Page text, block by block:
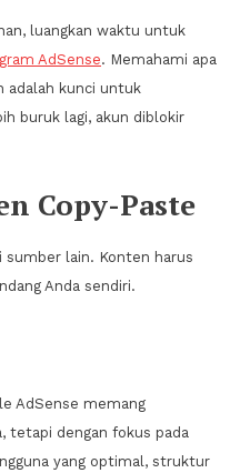
luangkan waktu untuk
AdSense. Memahami apa
adalah kunci untuk
buruk lagi, akun diblokir
Copy-Paste
sumber lain. Konten harus
Anda sendiri.
AdSense memang
tetapi dengan fokus pada
yang optimal, struktur